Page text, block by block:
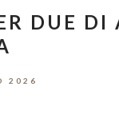
DUE DI
2026